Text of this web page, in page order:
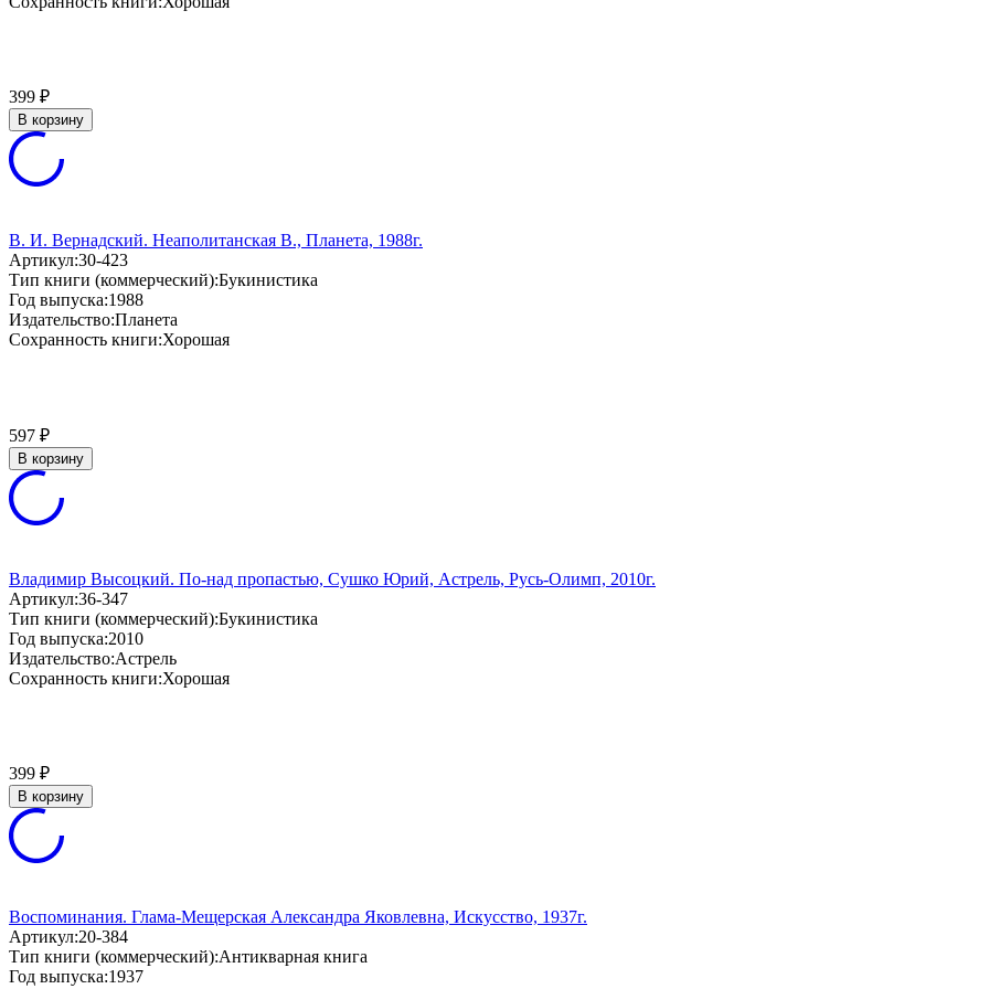
399 ₽
В корзину
В. И. Вернадский. Неаполитанская В., Планета, 1988г.
Артикул:30-423
Тип книги (коммерческий):Букинистика
Год выпуска:1988
Издательство:Планета
Сохранность книги:Хорошая
597 ₽
В корзину
Владимир Высоцкий. По-над пропастью, Сушко Юрий, Астрель, Русь-Олимп, 2010г.
Артикул:36-347
Тип книги (коммерческий):Букинистика
Год выпуска:2010
Издательство:Астрель
Сохранность книги:Хорошая
399 ₽
В корзину
Воспоминания. Глама-Мещерская Александра Яковлевна, Искусство, 1937г.
Артикул:20-384
Тип книги (коммерческий):Антикварная книга
Год выпуска:1937